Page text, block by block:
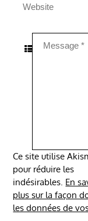
Ce site utilise
pour réduire les
indésirables. En
plus sur la façon
les données de